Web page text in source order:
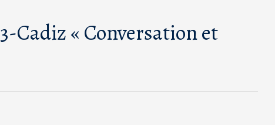
Cadiz « Conversation et